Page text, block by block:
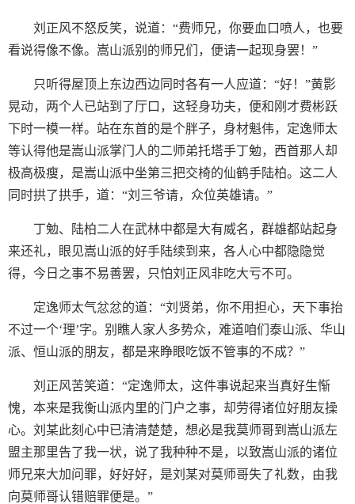
刘正风不怒反笑，说道：“费师兄，你要血口喷人，也要
看说得像不像。嵩山派别的师兄们，便请一起现身罢！”
只听得屋顶上东边西边同时各有一人应道：“好！”黄影
晃动，两个人已站到了厅口，这轻身功夫，便和刚才费彬跃
下时一模一样。站在东首的是个胖子，身材魁伟，定逸师太
等认得他是嵩山派掌门人的二师弟托塔手丁勉，西首那人却
极高极瘦，是嵩山派中坐第三把交椅的仙鹤手陆柏。这二人
同时拱了拱手，道：“刘三爷请，众位英雄请。”
丁勉、陆柏二人在武林中都是大有威名，群雄都站起身
来还礼，眼见嵩山派的好手陆续到来，各人心中都隐隐觉
得，今日之事不易善罢，只怕刘正风非吃大亏不可。
定逸师太气忿忿的道：“刘贤弟，你不用担心，天下事抬
不过一个‘理’字。别瞧人家人多势众，难道咱们泰山派、华山
派、恒山派的朋友，都是来睁眼吃饭不管事的不成？”
刘正风苦笑道：“定逸师太，这件事说起来当真好生惭
愧，本来是我衡山派内里的门户之事，却劳得诸位好朋友操
心。刘某此刻心中已清清楚楚，想必是我莫师哥到嵩山派左
盟主那里告了我一状，说了我种种不是，以致嵩山派的诸位
师兄来大加问罪，好好好，是刘某对莫师哥失了礼数，由我
向莫师哥认错赔罪便是。”